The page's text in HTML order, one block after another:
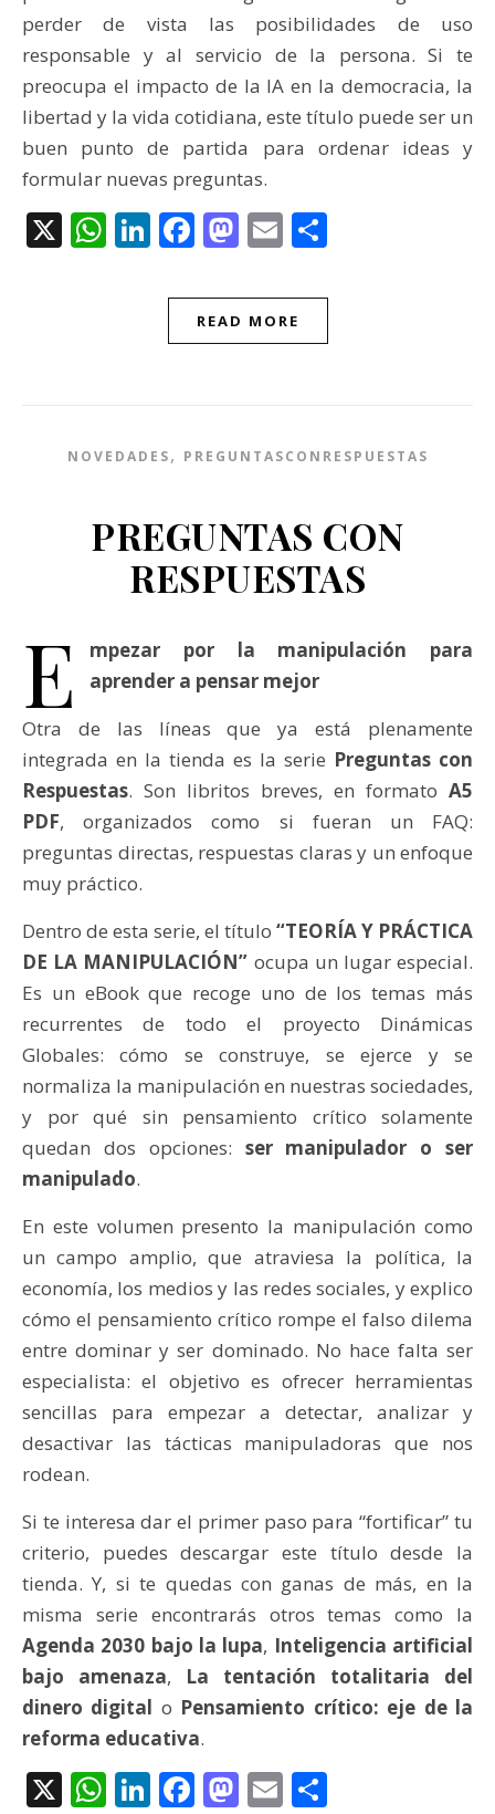
perder de vista las posibilidades de uso
responsable y al servicio de la persona. Si te
preocupa el impacto de la IA en la democracia, la
libertad y la vida cotidiana, este título puede ser un
buen punto de partida para ordenar ideas y
formular nuevas preguntas.
X WhatsApp
LinkedIn
Facebook
Mastodon
Email
READ MORE
NOVEDADES, PREGUNTASCONRESPUESTAS
PREGUNTAS CON
RESPUESTAS
E
mpezar por la manipulación para
aprender a pensar mejor
Otra de las líneas que ya está plenamente
integrada en la tienda es la serie Preguntas con
Respuestas. Son libritos breves, en formato A5
PDF, organizados como si fueran un FAQ:
preguntas directas, respuestas claras y un enfoque
muy práctico.
Dentro de esta serie, el título “TEORÍA Y PRÁCTICA
DE LA MANIPULACIÓN” ocupa un lugar especial.
Es un eBook que recoge uno de los temas más
recurrentes de todo el proyecto Dinámicas
Globales: cómo se construye, se ejerce y se
normaliza la manipulación en nuestras sociedades,
y por qué sin pensamiento crítico solamente
quedan dos opciones: ser manipulador o ser
manipulado.
En este volumen presento la manipulación como
un campo amplio, que atraviesa la política, la
economía, los medios y las redes sociales, y explico
cómo el pensamiento crítico rompe el falso dilema
entre dominar y ser dominado. No hace falta ser
especialista: el objetivo es ofrecer herramientas
sencillas para empezar a detectar, analizar y
desactivar las tácticas manipuladoras que nos
rodean.
Si te interesa dar el primer paso para “fortificar” tu
criterio, puedes descargar este título desde la
tienda. Y, si te quedas con ganas de más, en la
misma serie encontrarás otros temas como la
Agenda 2030 bajo la lupa, Inteligencia artificial
bajo amenaza, La tentación totalitaria del
dinero digital o Pensamiento crítico: eje de la
reforma educativa.
X WhatsApp
LinkedIn
Facebook
Mastodon
Email